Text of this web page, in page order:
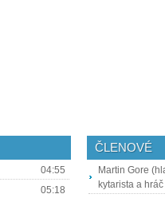
04:55
05:18
ČLENOVÉ
Martin Gore
kytarista a